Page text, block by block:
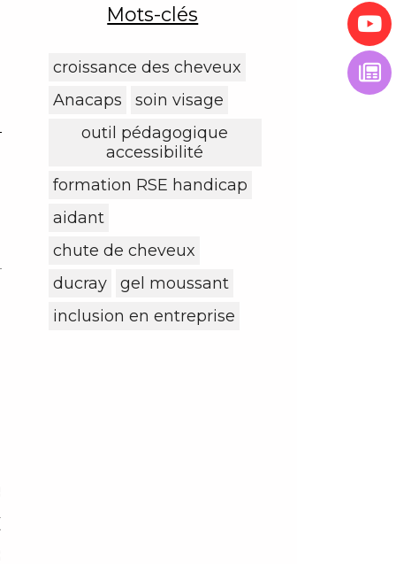
Mots-clés
croissance des cheveux
Anacaps
soin visage
outil pédagogique
accessibilité
formation RSE handicap
aidant
chute de cheveux
ducray
gel moussant
inclusion en entreprise